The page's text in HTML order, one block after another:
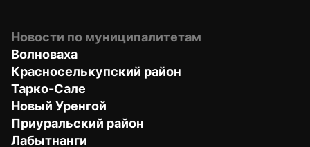
Новости по муниципалитетам
Волноваха
Красноселькупский район
Тарко-Сале
Новый Уренгой
Приуральский район
Лабытнанги